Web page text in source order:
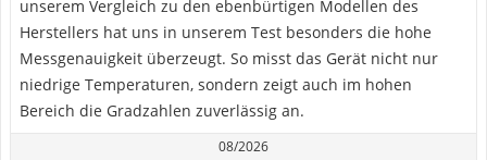
unserem Vergleich zu den ebenbürtigen Modellen des
Herstellers hat uns in unserem Test besonders die hohe
Messgenauigkeit überzeugt. So misst das Gerät nicht nur
niedrige Temperaturen, sondern zeigt auch im hohen
Bereich die Gradzahlen zuverlässig an.
08/2026